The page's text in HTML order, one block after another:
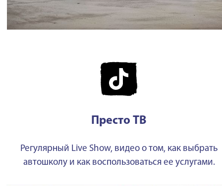
Престо ТВ
Регулярный Live Show, видео о том, как выбрать
автошколу и как воспользоваться ее услугами.